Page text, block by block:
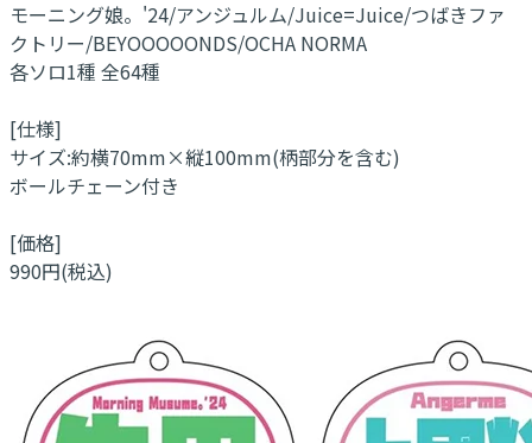
モーニング娘。'24/アンジュルム/Juice=Juice/つばきファ
クトリー/BEYOOOOONDS/OCHA NORMA
各ソロ1種 全64種
[仕様]
サイズ:約横70mm×縦100mm(柄部分を含む)
ボールチェーン付き
[価格]
990円(税込)